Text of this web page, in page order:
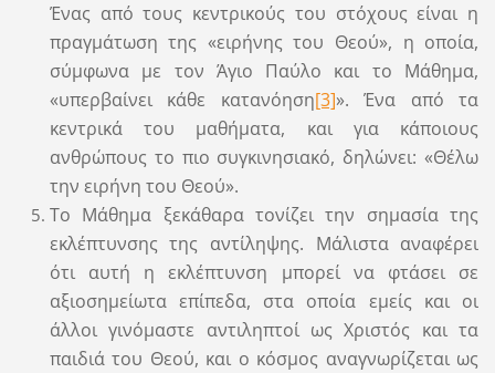
Ένας από τους κεντρικούς του στόχους είναι η
πραγμάτωση της «ειρήνης του Θεού», η οποία,
σύμφωνα με τον Άγιο Παύλο και το Μάθημα,
«υπερβαίνει κάθε κατανόηση[3]». Ένα από τα
κεντρικά του μαθήματα, και για κάποιους
ανθρώπους το πιο συγκινησιακό, δηλώνει: «Θέλω
την ειρήνη του Θεού».
Το Μάθημα ξεκάθαρα τονίζει την σημασία της
εκλέπτυνσης της αντίληψης. Μάλιστα αναφέρει
ότι αυτή η εκλέπτυνση μπορεί να φτάσει σε
αξιοσημείωτα επίπεδα, στα οποία εμείς και οι
άλλοι γινόμαστε αντιληπτοί ως Χριστός και τα
παιδιά του Θεού, και ο κόσμος αναγνωρίζεται ως